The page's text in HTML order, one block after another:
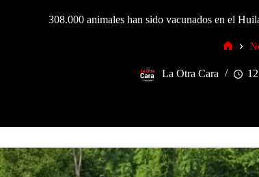
308.000 animales han sido vacunados en el
La Otra Cara